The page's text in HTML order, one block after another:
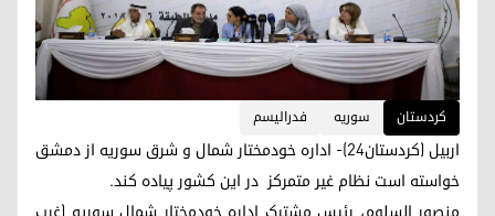
كردستان سوریه فدرالیسم
اربیل (کردستان24)- اداره خودمختار شمال و شرق سوریه از دمشق
خواسته است نظام غیر متمرکز در این کشور پیاده کند.